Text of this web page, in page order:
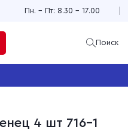
Пн. – Пт: 8.30 – 17.00
Поиск
4 шт 716-1